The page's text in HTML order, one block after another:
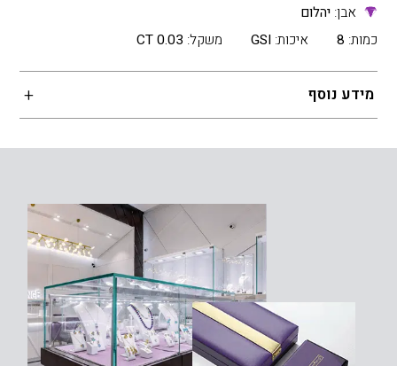
אבן:יהלום
כמות: 8 איכות: GSI משקל: 0.03 CT
מידע נוסף